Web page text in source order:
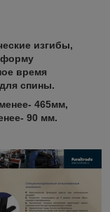
изгибы,
форму
время
спины.
465мм,
90 мм.